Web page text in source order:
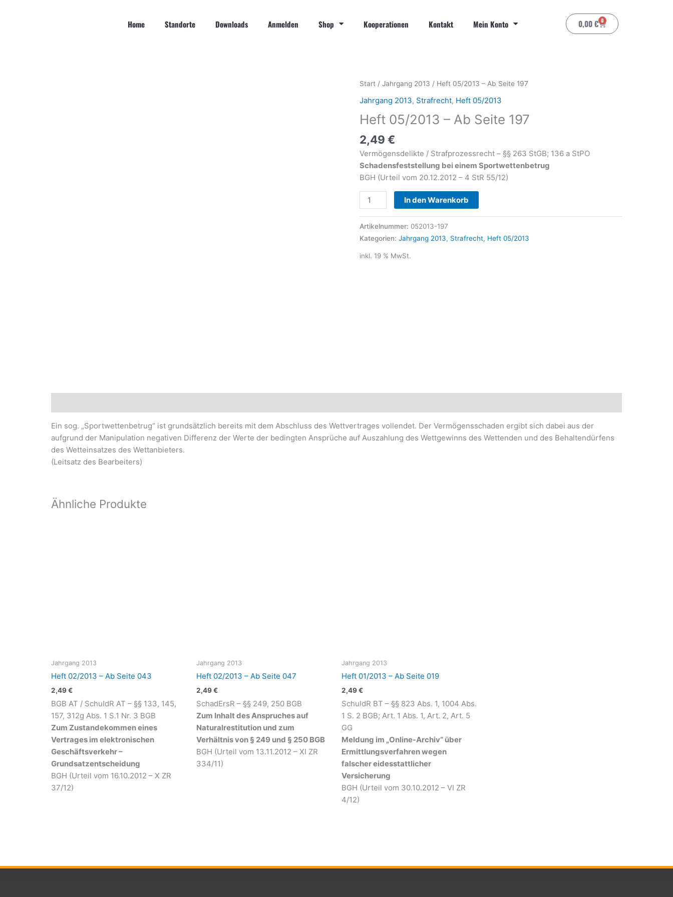
Home Standorte Downloads Anmelden Shop Kooperationen Kontakt Mein Konto 0,00€ 0
Warenkorb
Start / Jahrgang 2013 / Heft 05/2013 – Ab Seite 197
Jahrgang 2013, Strafrecht, Heft 05/2013
Heft 05/2013 – Ab Seite 197
2,49 €
Vermögensdelikte / Strafprozessrecht – §§ 263 StGB; 136 a StPO
Schadensfeststellung bei einem Sportwettenbetrug
BGH (Urteil vom 20.12.2012 – 4 StR 55/12)
Heft
-
Ab
197
Menge
In den Warenkorb
Artikelnummer: 052013-197
Kategorien: Jahrgang 2013, Strafrecht, Heft 05/2013
inkl. 19 % MwSt.
Ein sog. „Sportwettenbetrug“ ist grundsätzlich bereits mit dem Abschluss des Wettvertrages vollendet. Der Vermögensschaden ergibt sich dabei aus der
aufgrund der Manipulation negativen Differenz der Werte der bedingten Ansprüche auf Auszahlung des Wettgewinns des Wettenden und des Behaltendürfens
des Wetteinsatzes des Wettanbieters.
(Leitsatz des Bearbeiters)
Ähnliche Produkte
Jahrgang 2013
Heft 02/2013 – Ab Seite 043
2,49€
BGB AT / SchuldR AT – §§ 133, 145,
157, 312g Abs. 1 S.1 Nr. 3 BGB
Zum Zustandekommen eines
Vertrages im elektronischen
Geschäftsverkehr –
Grundsatzentscheidung
BGH (Urteil vom 16.10.2012 – X ZR
37/12)
Jahrgang 2013
Heft 02/2013 – Ab Seite 047
2,49€
SchadErsR – §§ 249, 250 BGB
Zum Inhalt des Anspruches auf
Naturalrestitution und zum
Verhältnis von § 249 und § 250 BGB
BGH (Urteil vom 13.11.2012 – XI ZR
334/11)
Jahrgang 2013
Heft 01/2013 – Ab Seite 019
2,49€
SchuldR BT – §§ 823 Abs. 1, 1004 Abs.
1 S. 2 BGB; Art. 1 Abs. 1, Art. 2, Art. 5
GG
Meldung im „Online-Archiv“ über
Ermittlungsverfahren wegen
falscher eidesstattlicher
Versicherung
BGH (Urteil vom 30.10.2012 – VI ZR
4/12)